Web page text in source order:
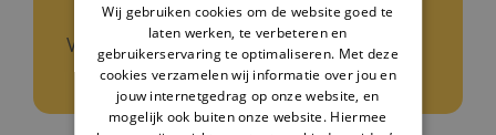
Verstandelijke beperking
Wij gebruiken cookies om de website goed te
laten werken, te verbeteren en
gebruikerservaring te optimaliseren. Met deze
cookies verzamelen wij informatie over jou en
jouw internetgedrag op onze website, en
mogelijk ook buiten onze website. Hiermee